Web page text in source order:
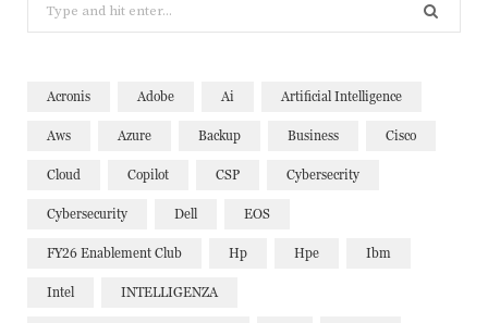
for:
Acronis Adobe Ai Artificial Intelligence
Aws Azure Backup Business Cisco
Cloud Copilot CSP Cybersecrity
Cybersecurity Dell EOS
FY26 Enablement Club Hp Hpe Ibm
Intel INTELLIGENZA